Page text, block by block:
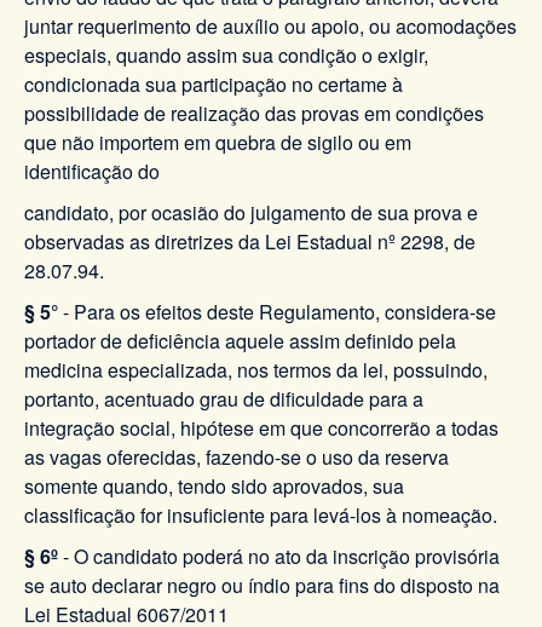
juntar requerimento de auxílio ou apoio, ou acomodações
especiais, quando assim sua condição o exigir,
condicionada sua participação no certame à
possibilidade de realização das provas em condições
que não importem em quebra de sigilo ou em
identificação do
candidato, por ocasião do julgamento de sua prova e
observadas as diretrizes da Lei Estadual nº 2298, de
28.07.94.
§ 5°- Para os efeitos deste Regulamento, considera-se
portador de deficiência aquele assim definido pela
medicina especializada, nos termos da lei, possuindo,
portanto, acentuado grau de dificuldade para a
integração social, hipótese em que concorrerão a todas
as vagas oferecidas, fazendo-se o uso da reserva
somente quando, tendo sido aprovados, sua
classificação for insuficiente para levá-los à nomeação.
§ 6º- O candidato poderá no ato da inscrição provisória
se auto declarar negro ou índio para fins do disposto na
Lei Estadual 6067/2011